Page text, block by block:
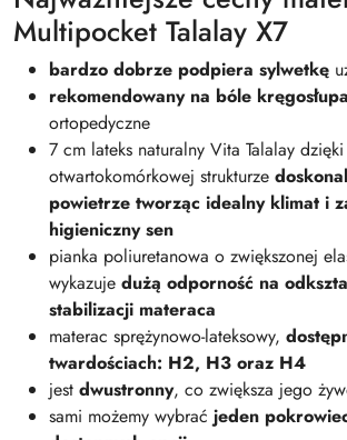
Multipocket Talalay X7
bardzo dobrze podpiera sylwetkę
rekomendowany na bóle kręgosłupa
ortopedyczne
7 cm lateks naturalny Vita Talalay dzięki
otwartokomórkowej strukturze
powietrze tworząc idealny klimat i
higieniczny sen
pianka poliuretanowa o zwiększonej
wykazuje dużą odporność na
stabilizacji materaca
materac sprężynowo-lateksowy,
twardościach: H2, H3 oraz H4
jest dwustronny, co zwiększa jego
sami możemy wybrać jeden